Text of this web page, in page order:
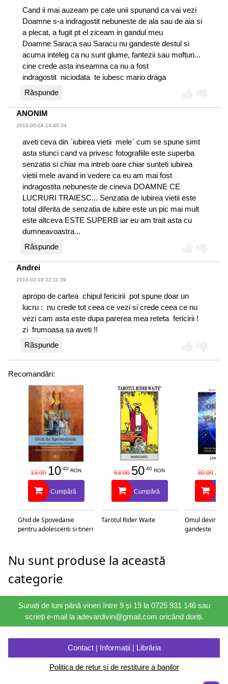
Cand ii mai auzeam pe cate unii spunand ca vai vezi
Doamne s-a indragostit nebuneste de ala sau de aia si
a plecat, a fugit pt el ziceam in gandul meu
Doamne Saraca sau Saracu nu gandeste destul si
acuma inteleg ca nu sunt glume, fantezii sau mofturi...
cine crede asta inseamna ca nu a fost
indragostit niciodata te iubesc mario draga
Răspunde
ANONIM
2016-05-04 14:40:34
aveti ceva din `iubirea vietii mele` cum se spune simt
asta stunci cand va privesc fotografiile este superba
senzatia si chiar ma intreb oare chiar sunteti iubirea
vietii mele avand in vedere ca eu am mai fost
indragostita nebuneste de cineva DOAMNE CE
LUCRURI TRAIESC... Senzatia de iubirea vietii este
total diferita de senzatia de iubire este un pic mai mult
este altceva ESTE SUPERB iar eu am trait asta cu
dumneavoastra...
Răspunde
Andrei
2016-02-18 22:11:39
apropo de cartea chipul fericirii pot spune doar un
lucru : nu crede tot ceea ce vezi si crede ceea ce nu
vezi cam asta este dupa parerea mea reteta fericirii !
zi frumoasa sa aveti !!
Răspunde
Recomandări:
13.00 10.40 RON
Cumpără
Ghid de Spovedanie
pentru adolescenti si tineri
63.00 50.40 RON
Cumpără
Tarotul Rider Waite
30.00 25
Omul devine
gandeste
Nu sunt produse la această
categorie
Sunați de luni până vineri între 9 și 19 la 0725 931 146 sau
scrieți e-mail la adevardivin@gmail.com oricând doriți.
Contact | Informații | Librăria
Politica de retur și de restituire a banilor